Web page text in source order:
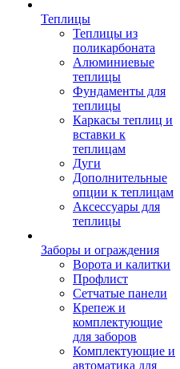
Теплицы
Теплицы из
поликарбоната
Алюминиевые
теплицы
Фундаменты для
теплицы
Каркасы теплиц и
вставки к
теплицам
Дуги
Дополнительные
опции к теплицам
Аксессуары для
теплицы
Заборы и ограждения
Ворота и калитки
Профлист
Сетчатые панели
Крепеж и
комплектующие
для заборов
Комплектующие и
автоматика для